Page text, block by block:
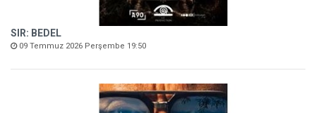
SIR: BEDEL
09 Temmuz 2026 Perşembe 19:50